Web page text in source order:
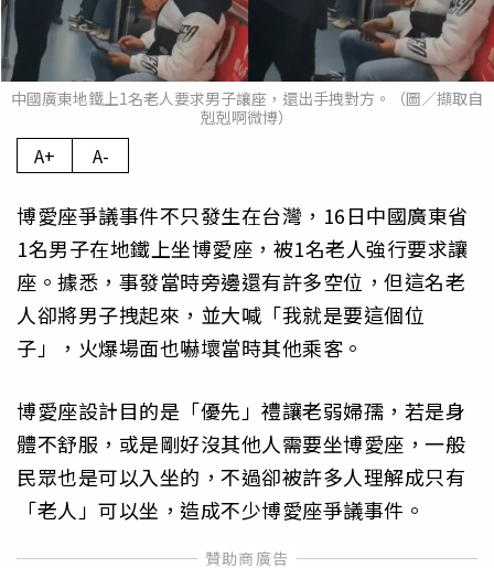
中國廣東地鐵上1名老人要求男子讓座，還出手拽對方。（圖／擷取自
剋剋啊微博）
A+ A-
博愛座爭議事件不只發生在台灣，16日中國廣東省
1名男子在地鐵上坐博愛座，被1名老人強行要求讓
座。據悉，事發當時旁邊還有許多空位，但這名老
人卻將男子拽起來，並大喊「我就是要這個位
子」，火爆場面也嚇壞當時其他乘客。
博愛座設計目的是「優先」禮讓老弱婦孺，若是身
體不舒服，或是剛好沒其他人需要坐博愛座，一般
民眾也是可以入坐的，不過卻被許多人理解成只有
「老人」可以坐，造成不少博愛座爭議事件。